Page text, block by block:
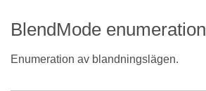
BlendMode enumeration
Enumeration av blandningslägen.